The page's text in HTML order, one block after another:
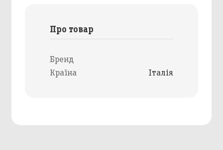
Про товар
Бренд
Країна
Італія